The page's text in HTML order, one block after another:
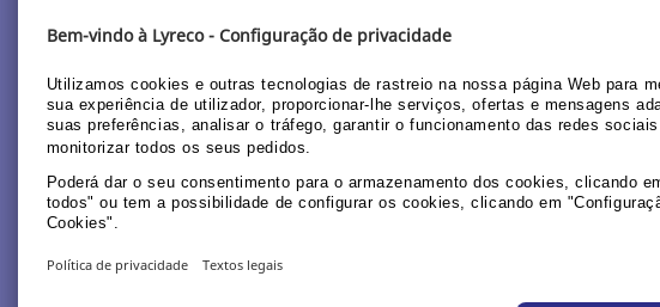
Login / Register Login / Register